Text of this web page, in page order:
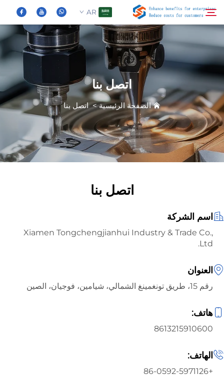
AR
من نحن
المنتجات
الأخبار
الأسئلة الشائعة
اتصل بنا
بحث
اتصل بنا
الصفحة الرئيسية>اتصل بنا
اتصل بنا
اسم الشركة
Xiamen Tongchengjianhui Industry & Trade Co.,
Ltd.
العنوان
رقم 15، طريق تونغمينغ الشمالي، شيامين، فوجيان، الصين
هاتف:
8613215910600
الهاتف:
+86-0592-5971126